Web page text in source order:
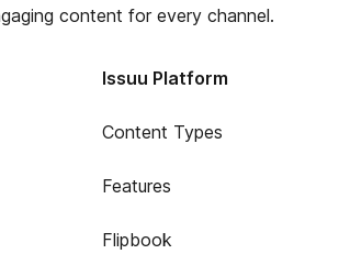
content for every channel.
Issuu Platform
Content Types
Features
Flipbook